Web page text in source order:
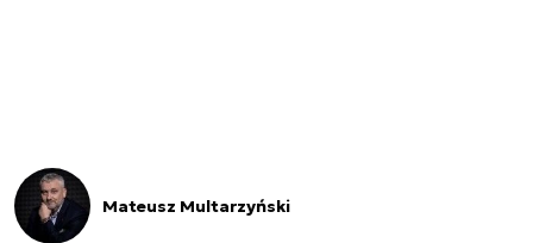
Mateusz Multarzyński